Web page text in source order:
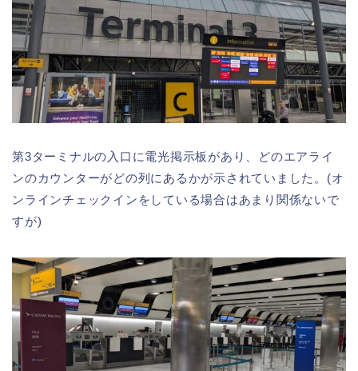
第3ターミナルの入口に電光掲示板があり、どのエアライ
ンのカウンターがどの列にあるかが示されていました。(オ
ンラインチェックインをしている場合はあまり関係ないで
すが)